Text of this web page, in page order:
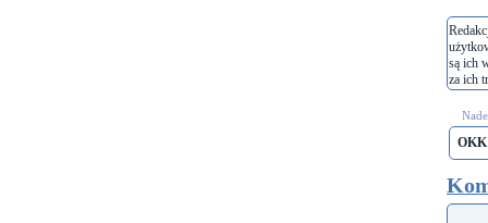
są ich
za ich